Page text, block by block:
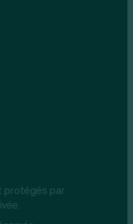
protégés par